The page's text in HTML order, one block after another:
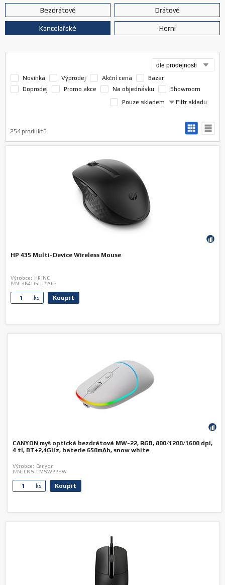
Bezdrátové Drátové
Kancelářské Herní
Novinka Výprodej Akční cena
Bazar
Doprodej
Promo akce Na objednávku
Showroom
Filtr skladu
Pouze skladem
254 produktů
HP 435 Multi-Device Wireless Mouse
Výrobce: HP INC
P/N: 3B4Q5UT#AC3
ks. Koupit
CANYON myš optická bezdrátová MW-22, RGB, 800/1200/1600 dpi,
4 tl, BT+2,4GHz, baterie 650mAh, snow white
Výrobce: Canyon
P/N: CNS-CMSW22SW
ks. Koupit